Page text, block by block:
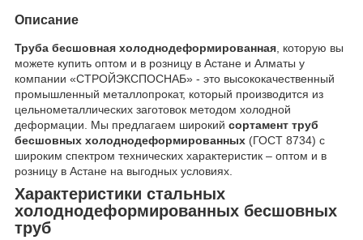
Описание
Труба бесшовная холоднодеформированная , которую вы
можете купить оптом и в розницу в Астане и Алматы у
компании «СТРОЙЭКСПОСНАБ» - это высококачественный
промышленный металлопрокат, который производится из
цельнометаллических заготовок методом холодной
деформации. Мы предлагаем широкий сортамент труб
бесшовных холоднодеформированных (ГОСТ 8734) с
широким спектром технических характеристик – оптом и в
розницу в Астане на выгодных условиях.
Характеристики стальных
холоднодеформированных бесшовных
труб